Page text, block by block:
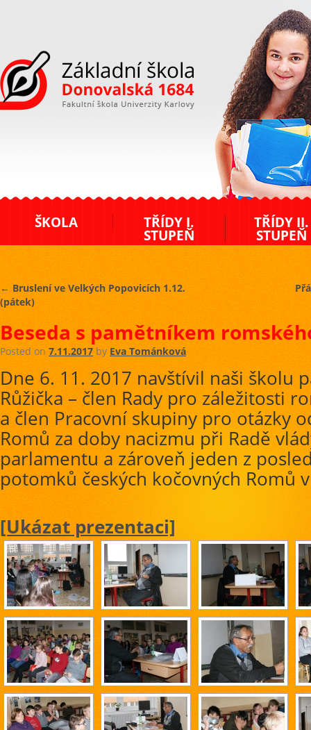
ZŠ Donovalská
ŠKOLA TŘÍDY I.
STUPEŇ
TŘÍDY II.
STUPEŇ
← Bruslení ve Velkých Popovicích 1.12.
(pátek)
Beseda s pamětníkem
Posted on 7.11.2017 by Eva Tománková
Dne 6. 11. 2017 navštívil naši školu
Růžička – člen Rady pro záležitosti
a člen Pracovní skupiny pro otázky
Romů za doby nacizmu při Radě
parlamentu a zároveň jeden z
potomků českých kočovných Romů
[Ukázat prezentaci]